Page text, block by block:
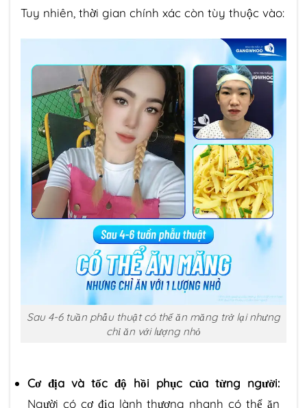
Tuy nhiên, thời gian chính xác còn tùy thuộc vào:
Sau 4-6 tuần phẫu thuật có thể ăn măng trở lại nhưng
chỉ ăn với lượng nhỏ
Cơ địa và tốc độ hồi phục của từng người:
Người có cơ địa lành thương nhanh có thể ăn